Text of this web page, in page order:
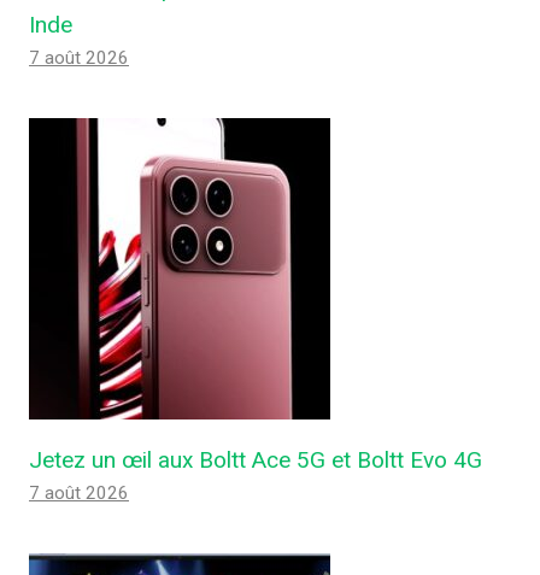
Inde
7 août 2026
Jetez un œil aux Boltt Ace 5G et Boltt Evo 4G
7 août 2026